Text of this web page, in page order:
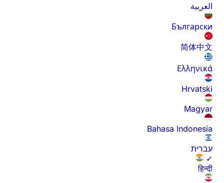
العربية
Български
简体中文
Ελληνικά
Hrvatski
Magyar
Bahasa Indonesia
עברית
✓
हिन्दी